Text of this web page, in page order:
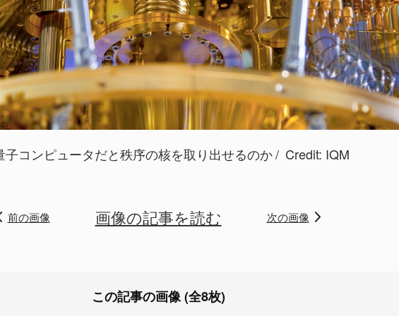
子コンピュータだと秩序の核を取り出せるのか Credit: IQM
前の画像 画像の記事を読む 次の画像
この記事の画像 (全8枚)